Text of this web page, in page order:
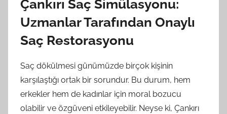
Çankırı Saç Simülasyonu:
Uzmanlar Tarafından Onaylı
Saç Restorasyonu
Saç dökülmesi günümüzde birçok kişinin
karşılaştığı ortak bir sorundur. Bu durum, hem
erkekler hem de kadınlar için moral bozucu
olabilir ve özgüveni etkileyebilir. Neyse ki, Çankırı